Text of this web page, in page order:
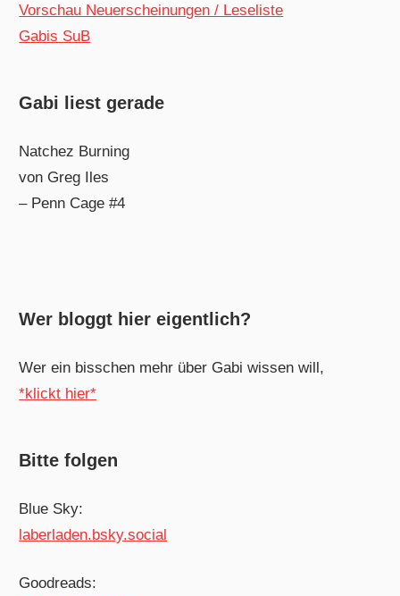
Vorschau Neuerscheinungen / Leseliste
Gabis SuB
Gabi liest gerade
Natchez Burning
von Greg Iles
– Penn Cage #4
Wer bloggt hier eigentlich?
Wer ein bisschen mehr über Gabi wissen will,
*klickt hier*
Bitte folgen
Blue Sky:
laberladen.bsky.social
Goodreads: